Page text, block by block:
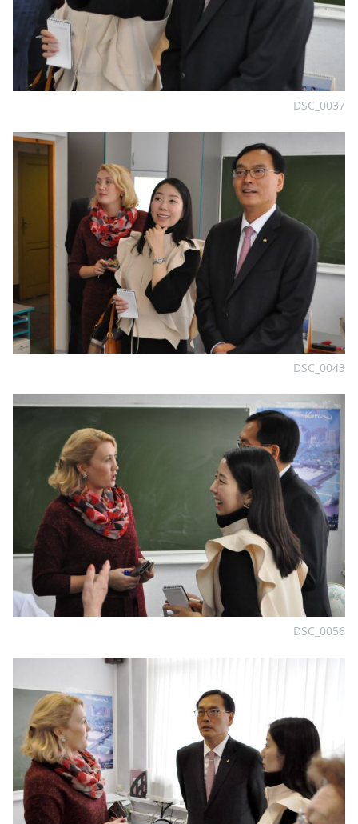
DSC_0037
DSC_0043
DSC_0056